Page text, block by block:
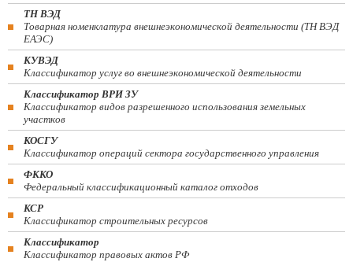
ТН ВЭД
Товарная номенклатура внешнеэкономической деятельности (ТН ВЭД
ЕАЭС)
КУВЭД
Классификатор услуг во внешнеэкономической деятельности
Классификатор ВРИ ЗУ
Классификатор видов разрешенного использования земельных
участков
КОСГУ
Классификатор операций сектора государственного управления
ФККО
Федеральный классификационный каталог отходов
КСР
Классификатор строительных ресурсов
Классификатор
Классификатор правовых актов РФ